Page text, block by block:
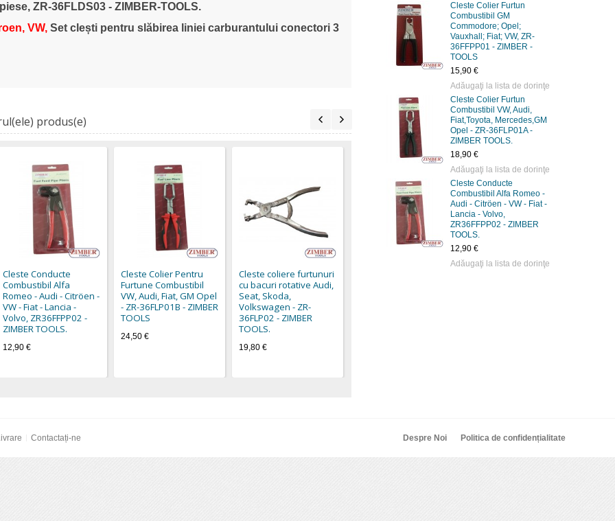
ZR-36FLDS03 - ZIMBER-TOOLS.
VW, Set clești pentru slăbirea liniei carburantului conectori 3
Cleste Colier Furtun
Combustibil GM
Commodore; Opel;
Vauxhall; Fiat; VW, ZR-
36FFPP01 - ZIMBER -
TOOLS
15,90 €
Adăugaţi la lista de dorinţe
Cleste Colier Furtun
Combustibil VW, Audi,
Fiat,Toyota, Mercedes,GM
Opel - ZR-36FLP01A -
ZIMBER TOOLS.
18,90 €
Adăugaţi la lista de dorinţe
Cleste Conducte
Combustibil Alfa Romeo -
Audi - Citröen - VW - Fiat -
Lancia - Volvo,
ZR36FFPP02 - ZIMBER
TOOLS.
12,90 €
Adăugaţi la lista de dorinţe
produs(e)
Cleste Conducte
Combustibil Alfa
Romeo - Audi - Citröen -
VW - Fiat - Lancia -
Volvo, ZR36FFPP02 -
ZIMBER TOOLS.
12,90 €
Cleste Colier Pentru
Furtune Combustibil
VW, Audi, Fiat, GM Opel
- ZR-36FLP01B - ZIMBER
TOOLS
24,50 €
Cleste coliere furtunuri
cu bacuri rotative Audi,
Seat, Skoda,
Volkswagen - ZR-
36FLP02 - ZIMBER
TOOLS.
19,80 €
Cleşte conductă de
combustibil 230 mm
(8260) - BGS technic
Contactați-ne Despre Noi Politica de confidențialitate